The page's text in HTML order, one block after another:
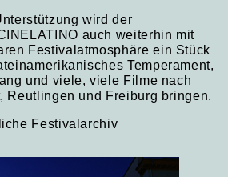
wird der
auch weiterhin mit
Festivalatmosphäre ein Stück
Temperament,
und viele, viele Filme nach
Reutlingen und Freiburg bringen.
Festivalarchiv